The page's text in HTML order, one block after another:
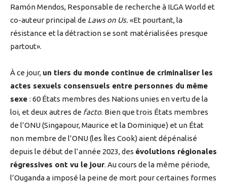
Ramón Mendos, Responsable de recherche à ILGA World et
co-auteur principal de Laws on Us. «Et pourtant, la
résistance et la détraction se sont matérialisées presque
partout».
À ce jour, un tiers du monde continue de criminaliser les
actes sexuels consensuels entre personnes du même
sexe : 60 États membres des Nations unies en vertu de la
loi, et deux autres de facto. Bien que trois États membres
de l’ONU (Singapour, Maurice et la Dominique) et un État
non membre de l’ONU (les Îles Cook) aient dépénalisé
depuis le début de l’année 2023, des évolutions régionales
régressives ont vu le jour. Au cours de la même période,
l’Ouganda a imposé la peine de mort pour certaines formes